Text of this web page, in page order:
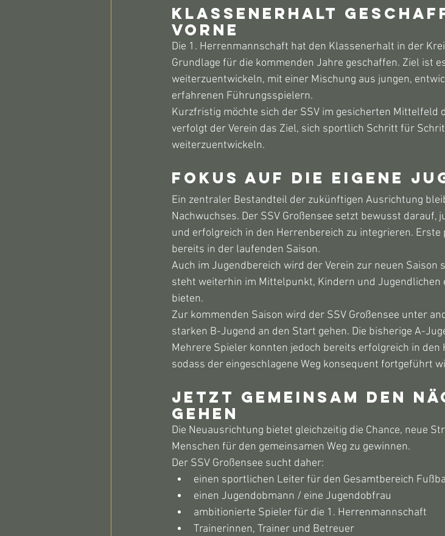
Klassenerhalt
vorne
Die 1. Herrenmannschaft hat den Klassenerhalt in der
Grundlage für die kommenden Jahre geschaffen. Ziel ist
weiterzuentwickeln, mit einer Mischung aus jungen,
erfahrenen Führungsspielern.
Kurzfristig möchte sich der SSV im gesicherten Mittelfeld
verfolgt der Verein das Ziel, sich sportlich Schritt für
weiterzuentwickeln.
Fokus auf die eigene
Ein zentraler Bestandteil der zukünftigen Ausrichtung
Nachwuchses. Der SSV Großensee setzt bewusst
und erfolgreich in den Herrenbereich zu integrieren. Erste
bereits in der laufenden Saison.
Auch im Jugendbereich wird der Verein zur neuen
steht weiterhin im Mittelpunkt, Kindern und Jugendlichen
bieten.
Zur kommenden Saison wird der SSV Großensee unter
starken B-Jugend an den Start gehen. Die bisherige A-
Mehrere Spieler konnten jedoch bereits erfolgreich in
sodass der eingeschlagene Weg konsequent fortgeführt
Jetzt gemeinsam den
gehen
Die Neuausrichtung bietet gleichzeitig die Chance, neue
Menschen für den gemeinsamen Weg zu gewinnen.
Der SSV Großensee sucht daher:
einen sportlichen Leiter für den Gesamtbereich
einen Jugendobmann / eine Jugendobfrau
ambitionierte Spieler für die 1. Herrenmannschaft
Trainerinnen, Trainer und Betreuer